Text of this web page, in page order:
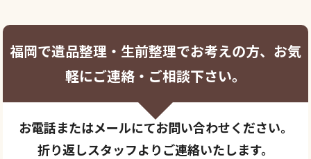
福岡で遺品整理・生前整理でお考えの方、お気
軽にご連絡・ご相談下さい。
お電話またはメールにてお問い合わせください。
折り返しスタッフよりご連絡いたします。